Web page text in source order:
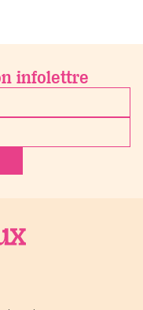
infolettre